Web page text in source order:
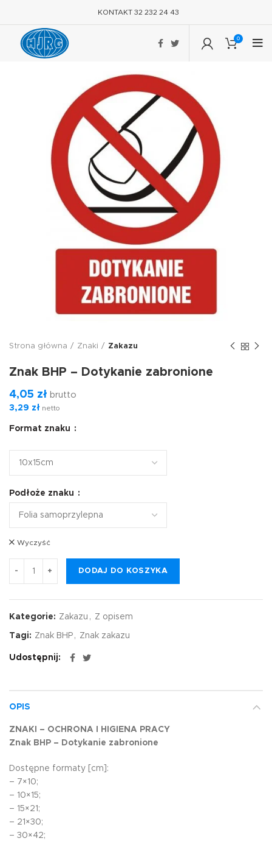
KONTAKT 32 232 24 43
0
Strona główna Znaki Zakazu
Znak BHP – Dotykanie zabronione
4,05 zł brutto
3,29 zł netto
Format znaku
Podłoże znaku
Wyczyść
DODAJ DO KOSZYKA
Kategorie: Zakazu , Z opisem
Tagi: Znak BHP , Znak zakazu
Udostępnij
OPIS
ZNAKI – OCHRONA I HIGIENA PRACY
Znak BHP – Dotykanie zabronione
Dostępne formaty [cm]:
– 7×10;
– 10×15;
– 15×21;
– 21×30;
– 30×42;